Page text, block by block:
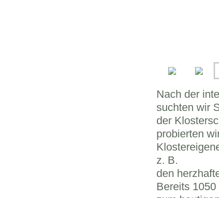
Nach der
suchten wir
der
probierten
z. B.
den
Bereits